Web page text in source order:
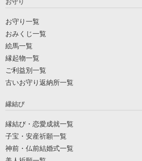
お守り
お守り一覧
おみくじ一覧
絵馬一覧
縁起物一覧
ご利益別一覧
古いお守り返納所一覧
縁結び
縁結び・恋愛成就一覧
子宝・安産祈願一覧
神前・仏前結婚式一覧